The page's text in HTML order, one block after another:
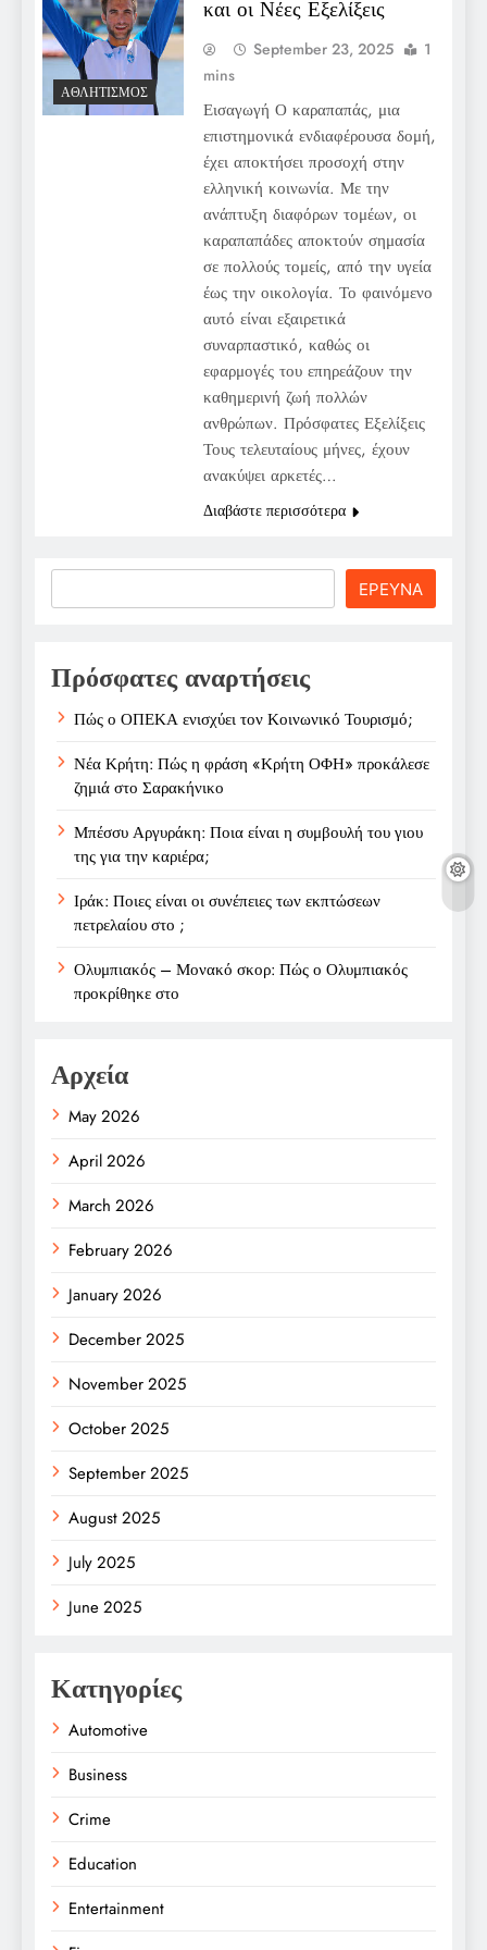
ΑΘΛΗΤΙΣΜΌΣ
και οι Νέες Εξελίξεις
September 23, 2025
1
mins
Εισαγωγή Ο καραπαπάς, μια
επιστημονικά ενδιαφέρουσα δομή,
έχει αποκτήσει προσοχή στην
ελληνική κοινωνία. Με την
ανάπτυξη διαφόρων τομέων, οι
καραπαπάδες αποκτούν σημασία
σε πολλούς τομείς, από την υγεία
έως την οικολογία. Το φαινόμενο
αυτό είναι εξαιρετικά
συναρπαστικό, καθώς οι
εφαρμογές του επηρεάζουν την
καθημερινή ζωή πολλών
ανθρώπων. Πρόσφατες Εξελίξεις
Τους τελευταίους μήνες, έχουν
ανακύψει αρκετές…
Διαβάστε περισσότερα
ΕΡΕΥΝΑ
Πρόσφατες αναρτήσεις
Πώς ο ΟΠΕΚΑ ενισχύει τον Κοινωνικό Τουρισμό;
Νέα Κρήτη: Πώς η φράση «Κρήτη ΟΦΗ» προκάλεσε
ζημιά στο Σαρακήνικο
Μπέσσυ Αργυράκη: Ποια είναι η συμβουλή του γιου
της για την καριέρα;
Ιράκ: Ποιες είναι οι συνέπειες των εκπτώσεων
πετρελαίου στο ;
Ολυμπιακός – Μονακό σκορ: Πώς ο Ολυμπιακός
προκρίθηκε στο
Αρχεία
May 2026
April 2026
March 2026
February 2026
January 2026
December 2025
November 2025
October 2025
September 2025
August 2025
July 2025
June 2025
Κατηγορίες
Automotive
Business
Crime
Education
Entertainment